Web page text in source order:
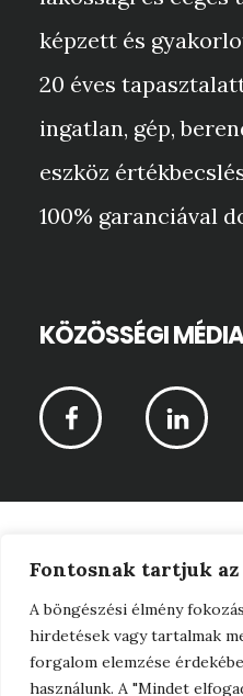
Fontosnak tartjuk
A böngészési élmény
hirdetések vagy tartalmak
forgalom elemzése
használunk. A "Mindet
képzett és
20 éves
ingatlan, gép,
eszköz
100% garanciával
KÖZÖSSÉGI MÉDIA
CPR-
Jogi